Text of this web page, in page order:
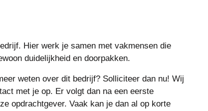
Hier werk je samen met vakmensen die
duidelijkheid en doorpakken.
weten over dit bedrijf? Solliciteer dan nu! Wij
met je op. Er volgt dan na een eerste
opdrachtgever. Vaak kan je dan al op korte